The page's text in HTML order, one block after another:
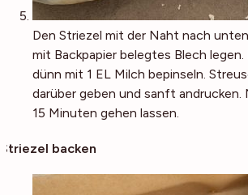
Den Striezel mit der Naht nach
mit Backpapier belegtes Blech
dünn mit 1 EL Milch bepinseln.
darüber geben und sanft andrucken.
15 Minuten gehen lassen.
Striezel backen